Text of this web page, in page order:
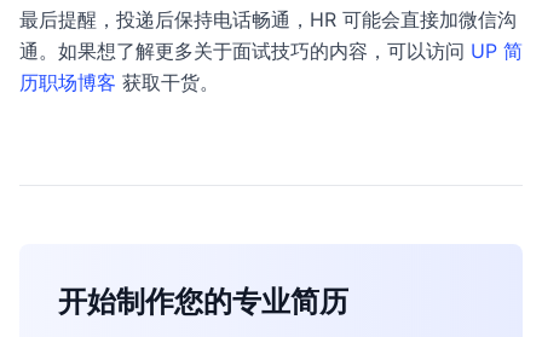
最后提醒，投递后保持电话畅通，HR 可能会直接加微信沟
通。如果想了解更多关于面试技巧的内容，可以访问 UP 简
历职场博客 获取干货。
开始制作您的专业简历